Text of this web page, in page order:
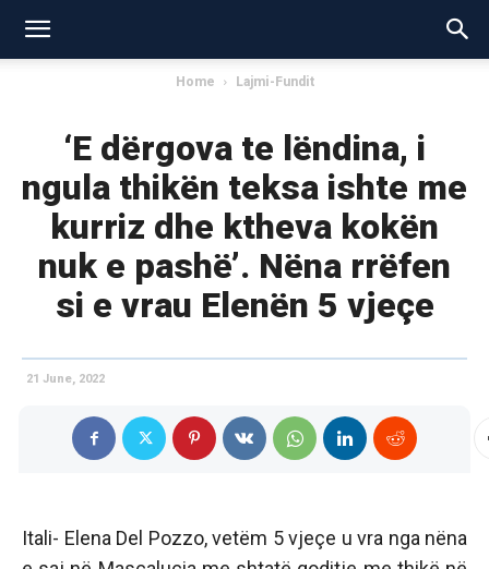
Home Lajmi-Fundit
‘E dërgova te lëndina, i
ngula thikën teksa ishte me
kurriz dhe ktheva kokën
nuk e pashë’. Nëna rrëfen
si e vrau Elenën 5 vjeçe
21 June, 2022
Itali- Elena Del Pozzo, vetëm 5 vjeçe u vra nga nëna